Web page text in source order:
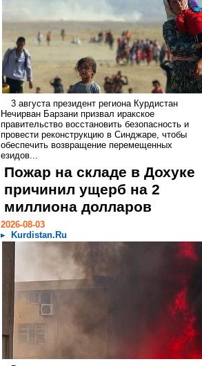
3 августа президент региона Курдистан
Нечирван Барзани призвал иракское
правительство восстановить безопасность и
провести реконструкцию в Синджаре, чтобы
обеспечить возвращение перемещенных
езидов...
Пожар на складе в Дохуке
причинил ущерб на 2
миллиона долларов
2026-08-03
Kurdistan.Ru